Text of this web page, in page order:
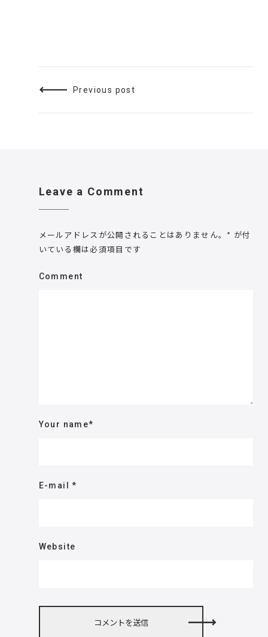
Previous post
Leave a Comment
メールアドレスが公開されることはありません。 * が付
いている欄は必須項目です
Comment
Your name*
E-mail*
Website